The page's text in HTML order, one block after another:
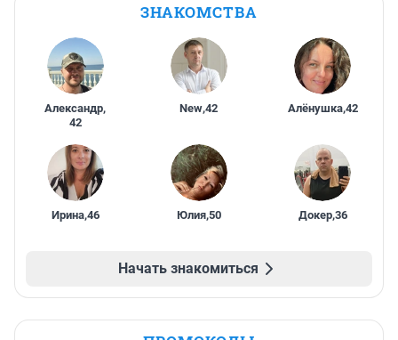
ЗНАКОМСТВА
Александр,
42
New,42 Алёнушка,42
Ирина,46 Юлия,50 Докер,36
Начать знакомиться